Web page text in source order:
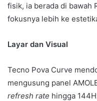
fisik, ia berada di bawah
fokusnya lebih ke
Layar dan Visual
Tecno Pova Curve
mengusung panel
refresh rate hingga